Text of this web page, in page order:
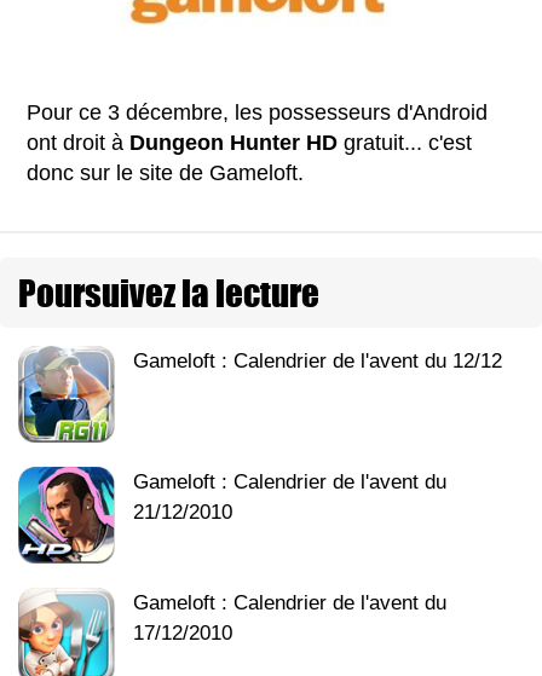
Pour ce 3 décembre, les possesseurs d'Android
ont droit à Dungeon Hunter HD gratuit... c'est
donc sur le site de Gameloft.
Poursuivez la lecture
Gameloft : Calendrier de l'avent du 12/12
Gameloft : Calendrier de l'avent du
21/12/2010
Gameloft : Calendrier de l'avent du
17/12/2010